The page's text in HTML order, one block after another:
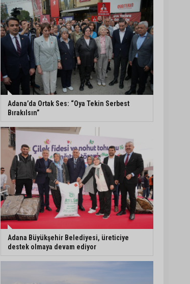
Ceyhan’da açık hava
sineması keyfi iki farklı
parkta devam ediyor
5. Yunusoğlu Futbol
Turnuvası’nda final
heyecanı
Ceyhan’da Necdet
Sevinç Parkı’nda bakım
çalışması
Orhan Bayram’dan AK
Parti’ye Yüreğir çıkışı:
“Bizim belediye meclis
üyelerimize ne yaptınız?
Siz önce onu anlatın”
Adana’da Ortak Ses: “Oya Tekin Serbest
Bırakılsın”
Adana Büyükşehir Belediyesi, üreticiye
destek olmaya devam ediyor